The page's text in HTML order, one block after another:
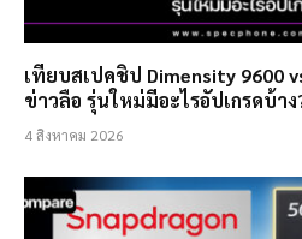
เทียบสเปคชิป Dimensity 9600
ข่าวลือ รุ่นใหม่มีอะไรอัปเกรดบ้าง
4 สิงหาคม 2026